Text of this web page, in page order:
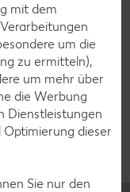
mit dem
um die
zu ermitteln),
um mehr über
die Werbung
Dienstleistungen
dieser
Sie nur den